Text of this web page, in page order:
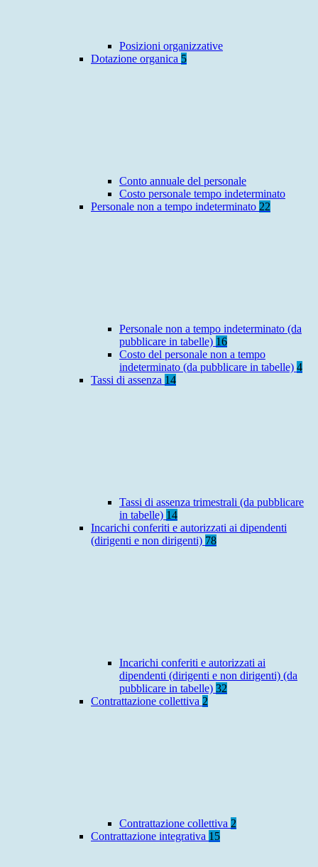
Posizioni organizzative
Dotazione organica 5
Conto annuale del personale
Costo personale tempo indeterminato
Personale non a tempo indeterminato 22
Personale non a tempo indeterminato (da
pubblicare in tabelle) 16
Costo del personale non a tempo
indeterminato (da pubblicare in tabelle) 4
Tassi di assenza 14
Tassi di assenza trimestrali (da pubblicare
in tabelle) 14
Incarichi conferiti e autorizzati ai dipendenti
(dirigenti e non dirigenti) 78
Incarichi conferiti e autorizzati ai
dipendenti (dirigenti e non dirigenti) (da
pubblicare in tabelle) 32
Contrattazione collettiva 2
Contrattazione collettiva 2
Contrattazione integrativa 15